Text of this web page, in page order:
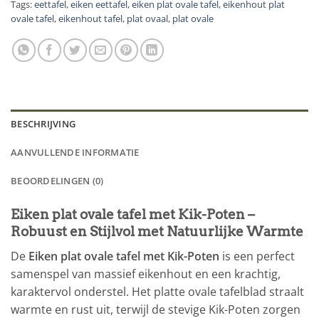
Tags:eettafel,eiken eettafel,eiken plat ovale tafel,eikenhout plat
ovale tafel,eikenhout tafel, plat ovaal, plat ovale
BESCHRIJVING
AANVULLENDE INFORMATIE
BEOORDELINGEN (0)
Eiken plat ovale tafel met Kik-Poten –
Robuust en Stijlvol met Natuurlijke Warmte
De Eiken plat ovale tafel met Kik-Poten is een perfect
samenspel van massief eikenhout en een krachtig,
karaktervol onderstel. Het platte ovale tafelblad straalt
warmte en rust uit, terwijl de stevige Kik-Poten zorgen